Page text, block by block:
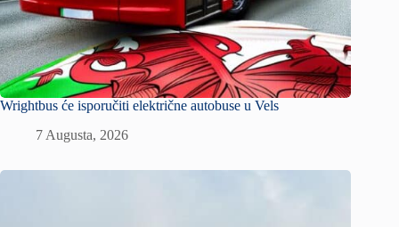
Wrightbus će isporučiti električne autobuse u Vels
7 Augusta, 2026